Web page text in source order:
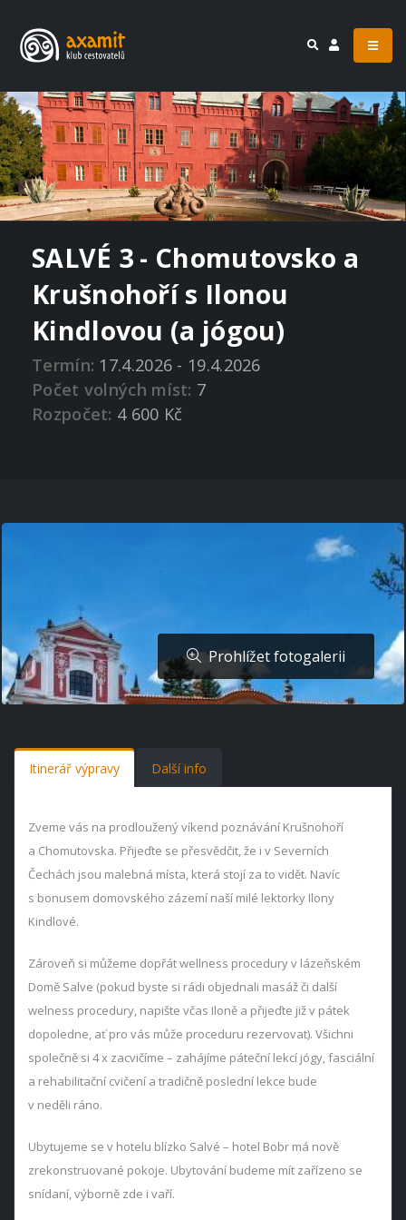
SALVÉ 3 - Chomutovsko a
Krušnohoří s Ilonou
Kindlovou (a jógou)
Termín: 17.4.2026 - 19.4.2026
Počet volných míst: 7
Rozpočet: 4 600 Kč
Prohlížet fotogalerii
Itinerář výpravy Další info
Zveme vás na prodloužený víkend poznávání Krušnohoří
a Chomutovska. Přijeďte se přesvědčit, že i v Severních
Čechách jsou malebná místa, která stojí za to vidět. Navíc
s bonusem domovského zázemí naší milé lektorky Ilony
Kindlové.
Zároveň si můžeme dopřát wellness procedury v lázeňském
Domě Salve (pokud byste si rádi objednali masáž či další
welness procedury, napište včas Iloně a přijeďte již v pátek
dopoledne, ať pro vás může proceduru rezervovat). Všichni
společně si 4 x zacvičíme – zahájíme páteční lekcí jógy, fasciální
a rehabilitační cvičení a tradičně poslední lekce bude
v neděli ráno.
Ubytujeme se v hotelu blízko Salvé – hotel Bobr má nově
zrekonstruované pokoje. Ubytování budeme mít zařízeno se
snídaní, výborně zde i vaří.